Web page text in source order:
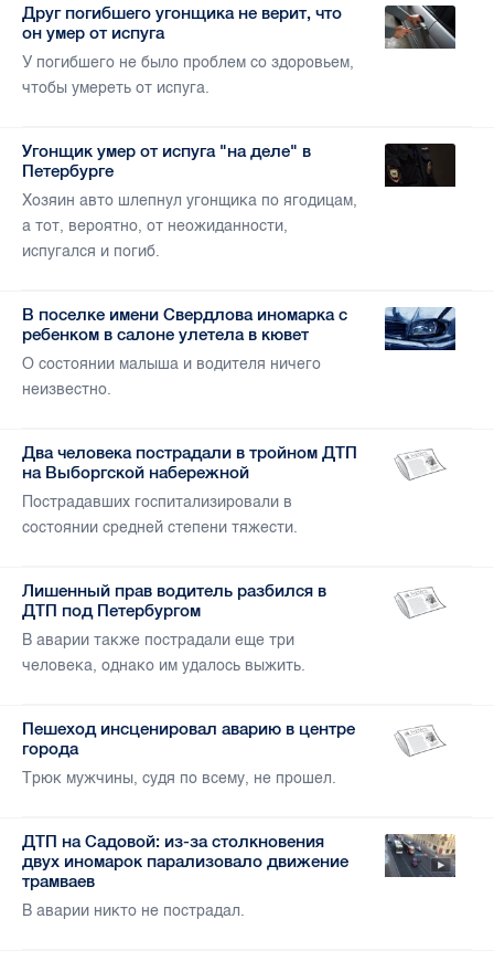
Друг погибшего угонщика не верит, что
он умер от испуга
У погибшего не было проблем со здоровьем,
чтобы умереть от испуга.
Угонщик умер от испуга "на деле" в
Петербурге
Хозяин авто шлепнул угонщика по ягодицам,
а тот, вероятно, от неожиданности,
испугался и погиб.
В поселке имени Свердлова иномарка с
ребенком в салоне улетела в кювет
О состоянии малыша и водителя ничего
неизвестно.
Два человека пострадали в тройном ДТП
на Выборгской набережной
Пострадавших госпитализировали в
состоянии средней степени тяжести.
Лишенный прав водитель разбился в
ДТП под Петербургом
В аварии также пострадали еще три
человека, однако им удалось выжить.
Пешеход инсценировал аварию в центре
города
Трюк мужчины, судя по всему, не прошел.
ДТП на Садовой: из-за столкновения
двух иномарок парализовало движение
трамваев
В аварии никто не пострадал.